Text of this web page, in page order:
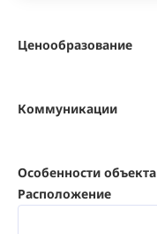
Ценообразование
Коммуникации
Особенности объекта
Расположение